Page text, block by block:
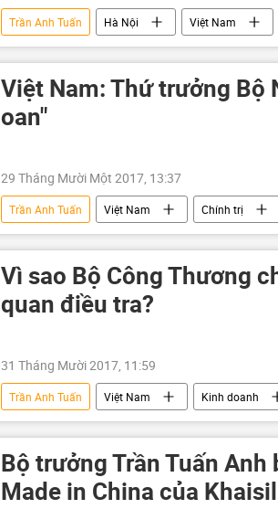
Trần Anh Tuấn Hà Nội Việt Nam
Xã hội
Việt Nam: Thứ trưởng Bộ
oan"
29 Tháng Mười Một 2017, 13:37
Trần Anh Tuấn Việt Nam Chính trị
Vì sao Bộ Công Thương
quan điều tra?
31 Tháng Mười 2017, 11:59
Trần Anh Tuấn Việt Nam Kinh doanh
Bộ trưởng Trần Tuấn
Made in China của